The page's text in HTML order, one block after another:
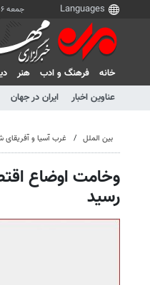
جمعه ۱۶ مرداد ۱۴۰۵
خانه فرهنگ و ادب هنر
عناوین اخبار
ایران در جهان
بین الملل غرب آسیا و آفریقای
وخامت اوضاع
رسید